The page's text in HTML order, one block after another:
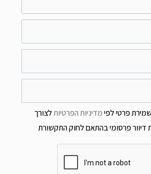
פרטי לפימדיניות הפרטיותלצורך
דיוור פרסומי בהתאם לחוק התקשורת